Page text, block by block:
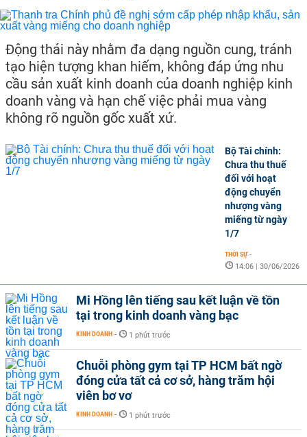
Động thái này nhằm đa dạng nguồn cung, tránh
tạo hiện tượng khan hiếm, không đáp ứng nhu
cầu sản xuất kinh doanh của doanh nghiệp kinh
doanh vàng và hạn chế việc phải mua vàng
không rõ nguồn gốc xuất xứ.
Bộ Tài chính:
Chưa thu thuế
đối với hoạt
động chuyển
nhượng vàng
miếng từ ngày
1/7
THỜI SỰ -
14:06 | 30/06/2026
Mi Hồng lên tiếng sau kết luận về tồn
tại trong kinh doanh vàng bạc
KINH DOANH - 1 phút trước
Chuỗi phòng gym tại TP HCM bất ngờ
đóng cửa tất cả cơ sở, hàng trăm hội
viên bơ vơ
KINH DOANH - 1 phút trước